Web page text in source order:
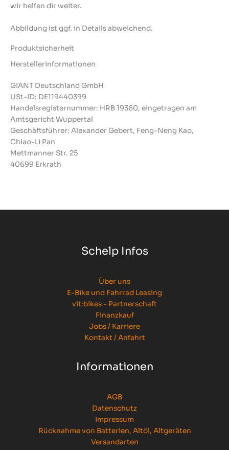
wir helfen dir weiter.
Abbildung ist ggf. in Details abweichend.
Produktsicherheit
Herstellerinformationen
GIANT Deutschland GmbH
USt-ID: DE119440399
Handelsregisternummer: HRB 19360, eingetragen am
Amtsgericht Wuppertal
Geschäftsführer: Alexander Gebert, Feng-Neng Kao,
Chiao-Li Pan
Mettmanner Str. 25
40699 Erkrath
Schelp Infos
Über uns
E-Bike und Fahrrad Leasing
vit:bikes - Partnerschaft
Finanzkauf
Jobs / Karriere
Kontakt / Anfahrt
Informationen
AGB
Datenschutz
Impressum
Rücknahme von Batterien, Altöl, Altgeräten
Versandarten